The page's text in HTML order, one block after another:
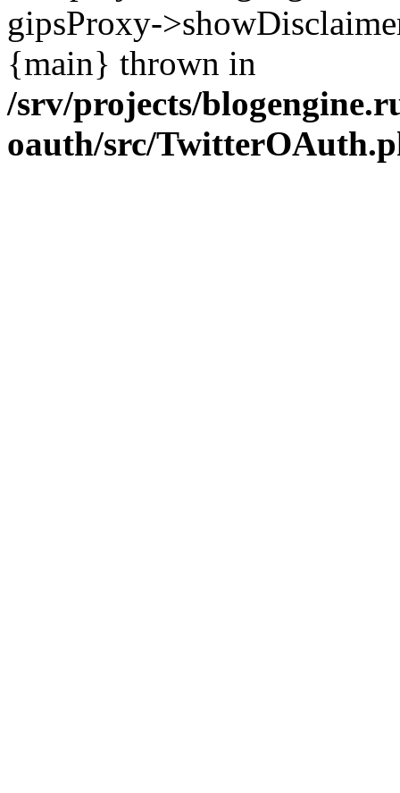
gipsProxy-
{main} thrown in
/srv/projects/
oauth/src/